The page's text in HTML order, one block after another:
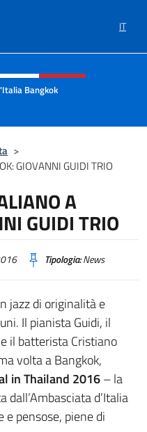
IT
e menù
Bangkok
>
GIOVANNI GUIDI TRIO
A
GUIDI TRIO
Tipologia:News
jazz di originalità e
Il pianista Guidi, il
il batterista Cristiano
volta a Bangkok,
in Thailand 2016– la
d’Italia
pensose, piene di